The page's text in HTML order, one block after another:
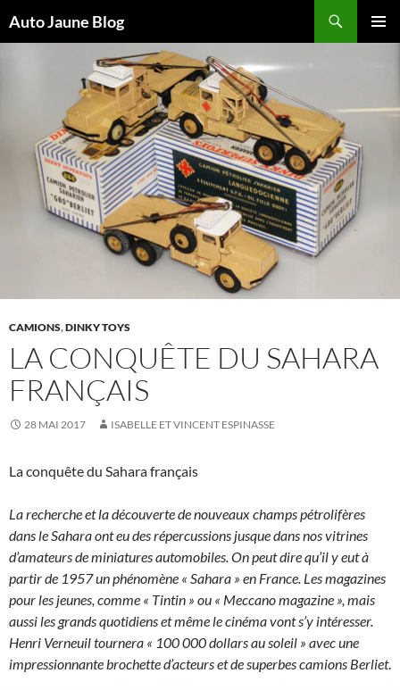
Auto Jaune Blog
CAMIONS,DINKY TOYS
LA CONQUÊTE DU SAHARA
FRANÇAIS
28 MAI 2017 ISABELLE ET VINCENT ESPINASSE
La conquête du Sahara français
La recherche et la découverte de nouveaux champs pétrolifères
dans le Sahara ont eu des répercussions jusque dans nos vitrines
d’amateurs de miniatures automobiles. On peut dire qu’il y eut à
partir de 1957 un phénomène « Sahara » en France. Les magazines
pour les jeunes, comme « Tintin » ou « Meccano magazine », mais
aussi les grands quotidiens et même le cinéma vont s’y intéresser.
Henri Verneuil tournera « 100 000 dollars au soleil » avec une
impressionnante brochette d’acteurs et de superbes camions Berliet.